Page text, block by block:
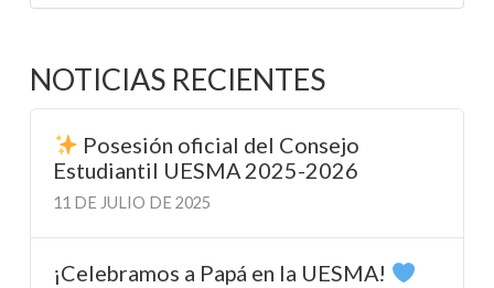
NOTICIAS RECIENTES
Posesión oficial del Consejo
Estudiantil UESMA 2025-2026
11 DE JULIO DE 2025
¡Celebramos a Papá en la UESMA!